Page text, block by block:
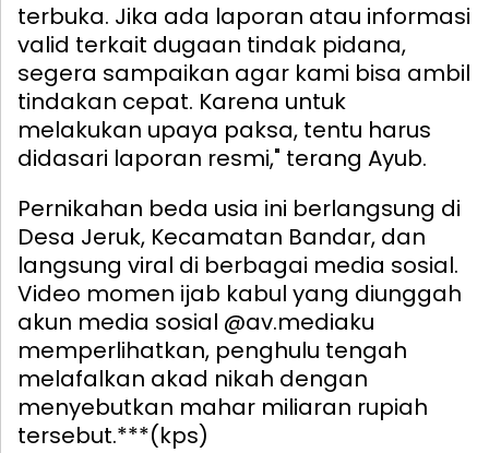
terbuka. Jika ada laporan atau informasi
valid terkait dugaan tindak pidana,
segera sampaikan agar kami bisa ambil
tindakan cepat. Karena untuk
melakukan upaya paksa, tentu harus
didasari laporan resmi," terang Ayub.
Pernikahan beda usia ini berlangsung di
Desa Jeruk, Kecamatan Bandar, dan
langsung viral di berbagai media sosial.
Video momen ijab kabul yang diunggah
akun media sosial @av.mediaku
memperlihatkan, penghulu tengah
melafalkan akad nikah dengan
menyebutkan mahar miliaran rupiah
tersebut.***(kps)